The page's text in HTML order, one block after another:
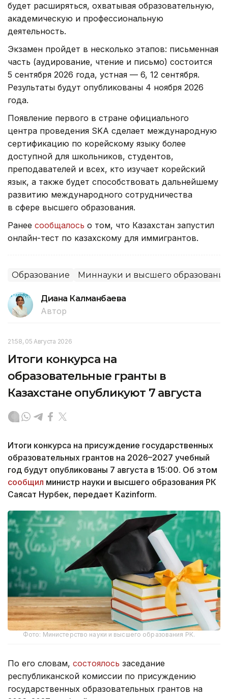
будет расширяться, охватывая образовательную,
академическую и профессиональную
деятельность.
Экзамен пройдет в несколько этапов: письменная
часть (аудирование, чтение и письмо) состоится
5 сентября 2026 года, устная — 6, 12 сентября.
Результаты будут опубликованы 4 ноября 2026
года.
Появление первого в стране официального
центра проведения SKA сделает международную
сертификацию по корейскому языку более
доступной для школьников, студентов,
преподавателей и всех, кто изучает корейский
язык, а также будет способствовать дальнейшему
развитию международного сотрудничества
в сфере высшего образования.
Ранее сообщалось о том, что Казахстан запустил
онлайн-тест по казахскому для иммигрантов.
Образование Миннауки и высшего
Диана Калманбаева
Автор
21:58, 05 Августа 2026
Итоги конкурса на
образовательные гранты в
Казахстане опубликуют 7 августа
Итоги конкурса на присуждение государственных
образовательных грантов на 2026–2027 учебный
год будут опубликованы 7 августа в 15:00. Об этом
сообщил министр науки и высшего образования РК
Саясат Нурбек, передает Kazinform.
Фото: Министерство науки и высшего образования РК.
По его словам, состоялось заседание
республиканской комиссии по присуждению
государственных образовательных грантов на